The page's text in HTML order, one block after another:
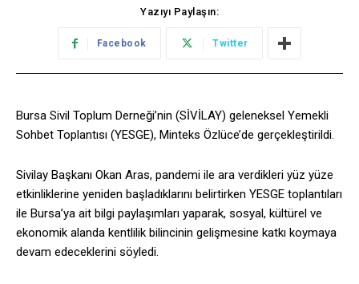
Yazıyı Paylaşın:
Facebook Twitter
Bursa Sivil Toplum Derneği’nin (SİVİLAY) geleneksel Yemekli
Sohbet Toplantısı (YESGE), Minteks Özlüce’de gerçekleştirildi.
Sivilay Başkanı Okan Aras, pandemi ile ara verdikleri yüz yüze
etkinliklerine yeniden başladıklarını belirtirken YESGE toplantıları
ile Bursa’ya ait bilgi paylaşımları yaparak, sosyal, kültürel ve
ekonomik alanda kentlilik bilincinin gelişmesine katkı koymaya
devam edeceklerini söyledi.